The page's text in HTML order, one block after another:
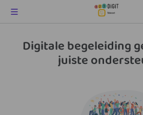
Digitale begeleiding
juiste